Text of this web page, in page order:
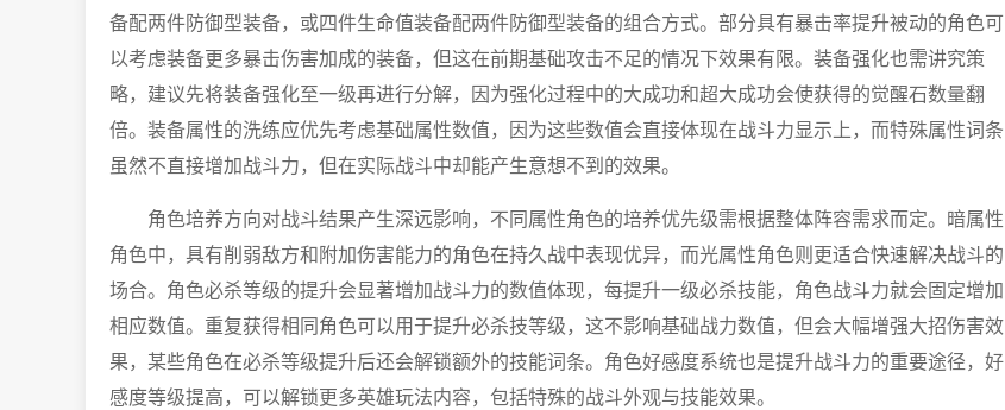
备配两件防御型装备，或四件生命值装备配两件防御型装备的组合方式。部分具有暴击率提升被动的角色可
以考虑装备更多暴击伤害加成的装备，但这在前期基础攻击不足的情况下效果有限。装备强化也需讲究策
略，建议先将装备强化至一级再进行分解，因为强化过程中的大成功和超大成功会使获得的觉醒石数量翻
倍。装备属性的洗练应优先考虑基础属性数值，因为这些数值会直接体现在战斗力显示上，而特殊属性词条
虽然不直接增加战斗力，但在实际战斗中却能产生意想不到的效果。
角色培养方向对战斗结果产生深远影响，不同属性角色的培养优先级需根据整体阵容需求而定。暗属性
角色中，具有削弱敌方和附加伤害能力的角色在持久战中表现优异，而光属性角色则更适合快速解决战斗的
场合。角色必杀等级的提升会显著增加战斗力的数值体现，每提升一级必杀技能，角色战斗力就会固定增加
相应数值。重复获得相同角色可以用于提升必杀技等级，这不影响基础战力数值，但会大幅增强大招伤害效
果，某些角色在必杀等级提升后还会解锁额外的技能词条。角色好感度系统也是提升战斗力的重要途径，好
感度等级提高，可以解锁更多英雄玩法内容，包括特殊的战斗外观与技能效果。